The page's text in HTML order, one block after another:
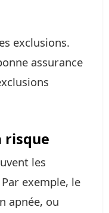
exclusions.
assurance
risque
les
exemple, le
apnée, ou